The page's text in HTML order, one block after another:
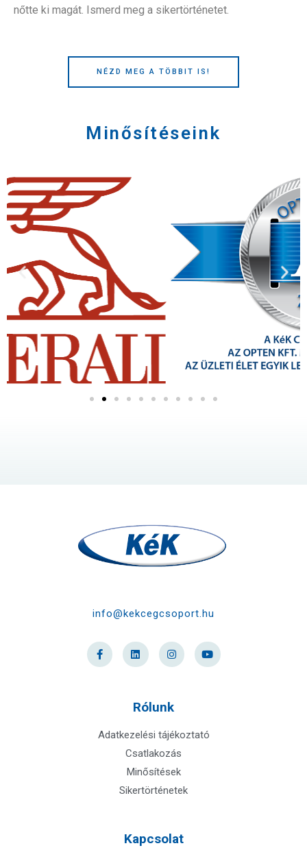
nőtte ki magát. Ismerd meg a sikertörténetet.
NÉZD MEG A TÖBBIT IS!
Minősítéseink
info@kekcegcsoport.hu
Rólunk
Adatkezelési tájékoztató
Csatlakozás
Minősítések
Sikertörténetek
Kapcsolat